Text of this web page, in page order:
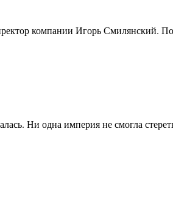
компании Игорь Смилянский.
Ни одна империя не смогла